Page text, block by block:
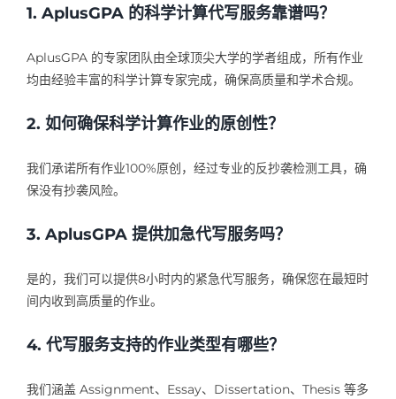
1. AplusGPA 的科学计算代写服务靠谱吗？
AplusGPA 的专家团队由全球顶尖大学的学者组成，所有作业
均由经验丰富的科学计算专家完成，确保高质量和学术合规。
2. 如何确保科学计算作业的原创性？
我们承诺所有作业100%原创，经过专业的反抄袭检测工具，确
保没有抄袭风险。
3. AplusGPA 提供加急代写服务吗？
是的，我们可以提供8小时内的紧急代写服务，确保您在最短时
间内收到高质量的作业。
4. 代写服务支持的作业类型有哪些？
我们涵盖 Assignment、Essay、Dissertation、Thesis 等多